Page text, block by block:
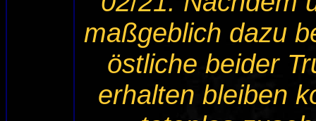
maßgeblich dazu
östliche beider
erhalten bleiben